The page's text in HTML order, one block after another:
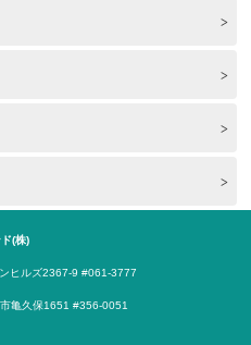
(株)
ヒルズ2367-9 #061-3777
亀久保1651 #356-0051